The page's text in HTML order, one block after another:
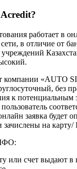
работает в
в отличие от
компании «AUTO
без
к потенциальным
заявка будет
зачислены на
или счет выдают в